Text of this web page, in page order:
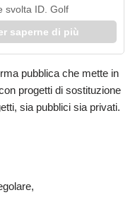
svolta ID. Golf
saperne di più
pubblica che mette in
progetti di sostituzione
sia pubblici sia privati.